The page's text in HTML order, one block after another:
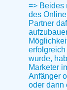
=> Beides
des
Partner
wurde,
Marketer
Anfänger
oder dann